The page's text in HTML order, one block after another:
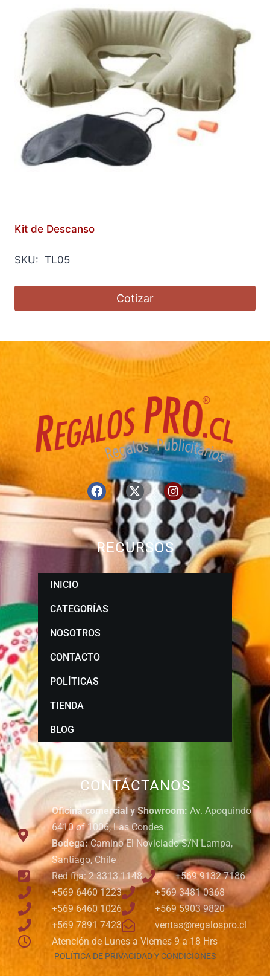
Kit de Descanso
SKU: TL05
Cotizar
CONTÁCTANOS
Oficina comercial y Showroom: Av. Apoquindo
6410 of 1006, Las Condes
Bodega:Camino El Noviciado S/N Lampa,
Santiago, Chile
Red fija: 2 3313 1148
+569 9132 7186
+569 6460 1223
+569 3481 0368
+569 6460 1026
+569 5903 9820
+569 7891 7423
ventas@regalospro.cl
Atención de Lunes a Viernes 9 a 18 Hrs
POLÍTICA DE PRIVACIDAD Y CONDICIONES
RECURSOS
INICIO
CATEGORÍAS
NOSOTROS
CONTACTO
POLÍTICAS
TIENDA
BLOG